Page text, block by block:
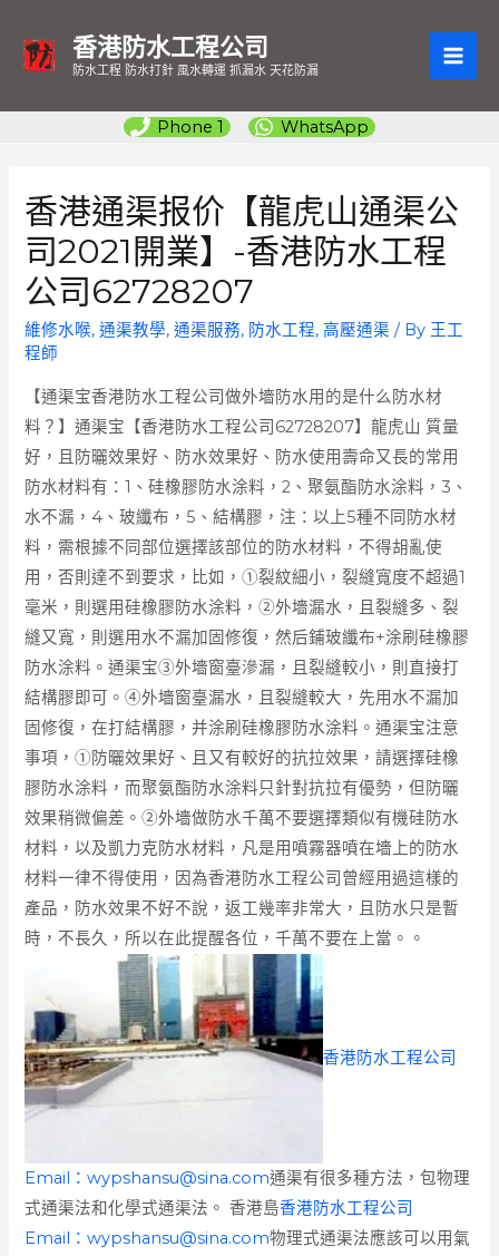
香港防水工程公司
防水工程 防水打針 風水轉運 抓漏水 天花防漏
Phone 1 WhatsApp
香港通渠报价【龍虎山通渠公
司2021開業】-香港防水工程
公司62728207
維修水喉,通渠教學,通渠服務, 防水工程,高壓通渠 / By 王工
程師
【通渠宝香港防水工程公司做外墻防水用的是什么防水材
料？】通渠宝【香港防水工程公司62728207】龍虎山 質量
好，且防曬效果好、防水效果好、防水使用壽命又長的常用
防水材料有：1、硅橡膠防水涂料，2、聚氨酯防水涂料，3、
水不漏，4、玻纖布，5、結構膠，注：以上5種不同防水材
料，需根據不同部位選擇該部位的防水材料，不得胡亂使
用，否則達不到要求，比如，①裂紋細小，裂縫寬度不超過1
毫米，則選用硅橡膠防水涂料，②外墻漏水，且裂縫多、裂
縫又寬，則選用水不漏加固修復，然后鋪玻纖布+涂刷硅橡膠
防水涂料。通渠宝③外墻窗臺滲漏，且裂縫較小，則直接打
結構膠即可。④外墻窗臺漏水，且裂縫較大，先用水不漏加
固修復，在打結構膠，并涂刷硅橡膠防水涂料。通渠宝注意
事項，①防曬效果好、且又有較好的抗拉效果，請選擇硅橡
膠防水涂料，而聚氨酯防水涂料只針對抗拉有優勢，但防曬
效果稍微偏差。②外墻做防水千萬不要選擇類似有機硅防水
材料，以及凱力克防水材料，凡是用噴霧器噴在墻上的防水
材料一律不得使用，因為香港防水工程公司曾經用過這樣的
產品，防水效果不好不說，返工幾率非常大，且防水只是暫
時，不長久，所以在此提醒各位，千萬不要在上當。 。
香港防水工程公司
Email：wypshansu@sina.com通渠有很多種方法，包物理
式通渠法和化學式通渠法。 香港島香港防水工程公司
Email：wypshansu@sina.com物理式通渠法應該可以用氣